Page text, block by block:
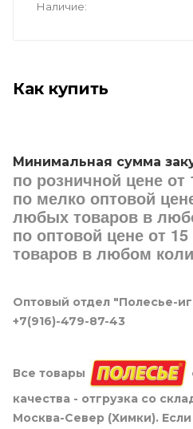
Наличие
Как купить
Минимальная сумма
по розничной цене от
по мелко оптовой
любых товаров в
по оптовой цене от
товаров в любом
Оптовый отдел "Полесье-
+7(916)-479-87-43
Все товары
качества - отгрузка со
Москва-Север (Химки).